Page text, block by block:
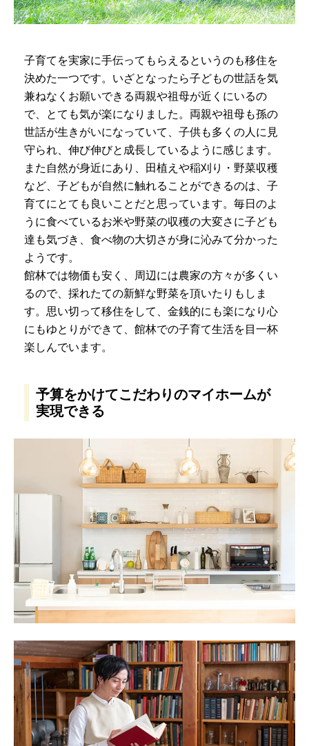
子育てを実家に手伝ってもらえるというのも移住を
決めた一つです。いざとなったら子どもの世話を気
兼ねなくお願いできる両親や祖母が近くにいるの
で、とても気が楽になりました。両親や祖母も孫の
世話が生きがいになっていて、子供も多くの人に見
守られ、伸び伸びと成長しているように感じます。
また自然が身近にあり、田植えや稲刈り・野菜収穫
など、子どもが自然に触れることができるのは、子
育てにとても良いことだと思っています。毎日のよ
うに食べているお米や野菜の収穫の大変さに子ども
達も気づき、食べ物の大切さが身に沁みて分かった
ようです。
館林では物価も安く、周辺には農家の方々が多くい
るので、採れたての新鮮な野菜を頂いたりもしま
す。思い切って移住をして、金銭的にも楽になり心
にもゆとりができて、館林での子育て生活を目一杯
楽しんでいます。
予算をかけてこだわりのマイホームが
実現できる